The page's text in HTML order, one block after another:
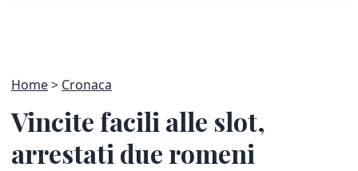
Home Cronaca
Vincite facili alle slot,
arrestati due romeni